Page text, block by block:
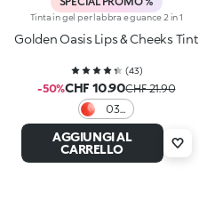
Tinta in gel per labbra e guance 2 in 1
Golden Oasis Lips & Cheeks Tint
(43)
-50%CHF 10.90CHF 21.90
03
Love
In
Coral
AGGIUNGI AL
CARRELLO